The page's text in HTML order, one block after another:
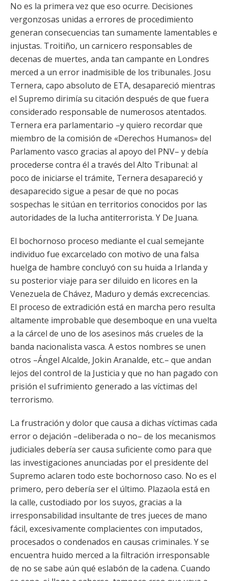
No es la primera vez que eso ocurre. Decisiones
vergonzosas unidas a errores de procedimiento
generan consecuencias tan sumamente lamentables e
injustas. Troitiño, un carnicero responsables de
decenas de muertes, anda tan campante en Londres
merced a un error inadmisible de los tribunales. Josu
Ternera, capo absoluto de ETA, desapareció mientras
el Supremo dirimía su citación después de que fuera
considerado responsable de numerosos atentados.
Ternera era parlamentario –y quiero recordar que
miembro de la comisión de «Derechos Humanos» del
Parlamento vasco gracias al apoyo del PNV– y debía
procederse contra él a través del Alto Tribunal: al
poco de iniciarse el trámite, Ternera desapareció y
desaparecido sigue a pesar de que no pocas
sospechas le sitúan en territorios conocidos por las
autoridades de la lucha antiterrorista. Y De Juana.
El bochornoso proceso mediante el cual semejante
individuo fue excarcelado con motivo de una falsa
huelga de hambre concluyó con su huida a Irlanda y
su posterior viaje para ser diluido en licores en la
Venezuela de Chávez, Maduro y demás excrecencias.
El proceso de extradición está en marcha pero resulta
altamente improbable que desemboque en una vuelta
a la cárcel de uno de los asesinos más crueles de la
banda nacionalista vasca. A estos nombres se unen
otros –Ángel Alcalde, Jokin Aranalde, etc.– que andan
lejos del control de la Justicia y que no han pagado con
prisión el sufrimiento generado a las víctimas del
terrorismo.
La frustración y dolor que causa a dichas víctimas cada
error o dejación –deliberada o no– de los mecanismos
judiciales debería ser causa suficiente como para que
las investigaciones anunciadas por el presidente del
Supremo aclaren todo este bochornoso caso. No es el
primero, pero debería ser el último. Plazaola está en
la calle, custodiado por los suyos, gracias a la
irresponsabilidad insultante de tres jueces de mano
fácil, excesivamente complacientes con imputados,
procesados o condenados en causas criminales. Y se
encuentra huido merced a la filtración irresponsable
de no se sabe aún qué eslabón de la cadena. Cuando